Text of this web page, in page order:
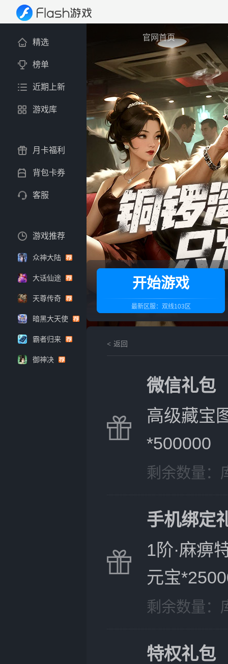
官网首页
开始游戏
最新区服： 双线103区
返回
微信礼包
高级藏宝
*500000
剩余数量：
手机绑定
1阶·麻痹
元宝
剩余数量：
特权礼包
精选
榜单
近期上新
游戏库
月卡福利
背包卡券
客服
游戏推荐
众神大陆
大话仙途
天尊传奇
暗黑大天使
霸者归来
御神决